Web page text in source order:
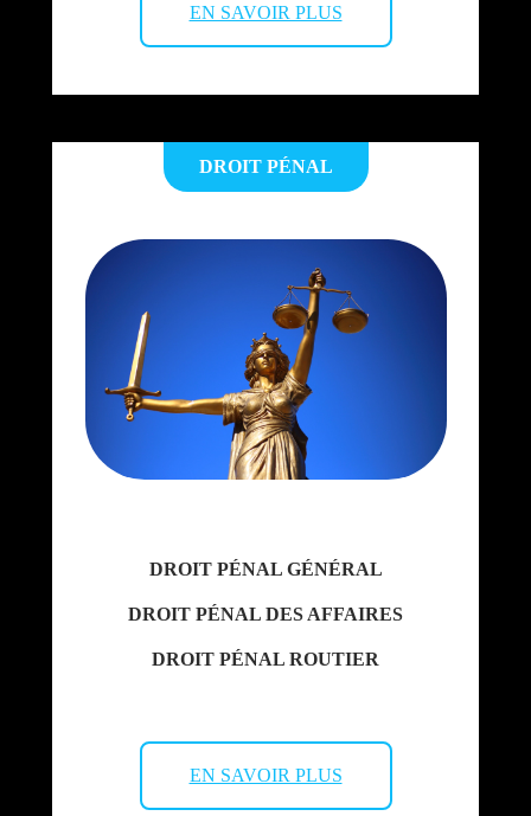
EN SAVOIR PLUS
DROIT PÉNAL
DROIT PÉNAL GÉNÉRAL
DROIT PÉNAL DES AFFAIRES
DROIT PÉNAL ROUTIER
EN SAVOIR PLUS